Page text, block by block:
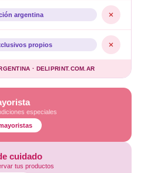
especiales
cuidado
tus productos
argentina
propios
· DELIPRINT.COM.AR